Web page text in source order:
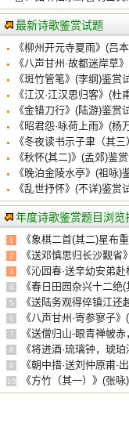
阅读答案及翻译
最新诗歌鉴赏试题
《柳州开元寺夏雨》(吕
《八声甘州·故都迷岸草
案
《斑竹管笔》(李纲)鉴赏
《江汉·江汉思归客》(杜
《金错刀行》(陆游)鉴赏
《昭君怨·咏荷上雨》(
《冬夜读书示子聿（其
答案《秋怀(其二)》(孟郊)鉴
《晚泊金陵水亭》(祖咏)
《乱世抒怀》(不详)鉴赏
年度诗歌鉴赏题目浏览
1
《象棋二首(其二)星布
试题及答案
2
《送邓慎思归长沙觐省
答案
3
《沁园春·送辛幼安弟
题及答案
4
《春日田园杂兴十二
题及答案
5
《送陆务观得倅镇江
及答案
6 《八声甘州·寄参寥子
7
《送僧归山-眼青禅帔
鉴赏试题及答案
8
《将进酒·琉璃钟，琥
答案
9
《朝中措·送刘仲原甫·
试题及答案
10 《方竹（其一）》(张